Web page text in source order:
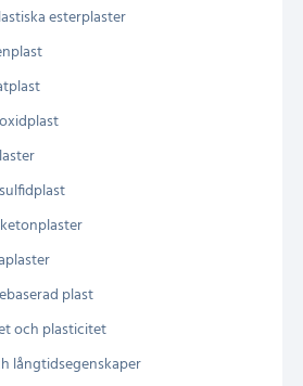
esterplaster
plast
och plasticitet
långtidsegenskaper